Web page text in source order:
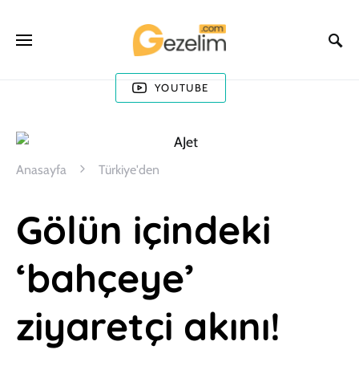
YOUTUBE
Anasayfa Türkiye'den
Gölün içindeki
‘bahçeye’
ziyaretçi akını!